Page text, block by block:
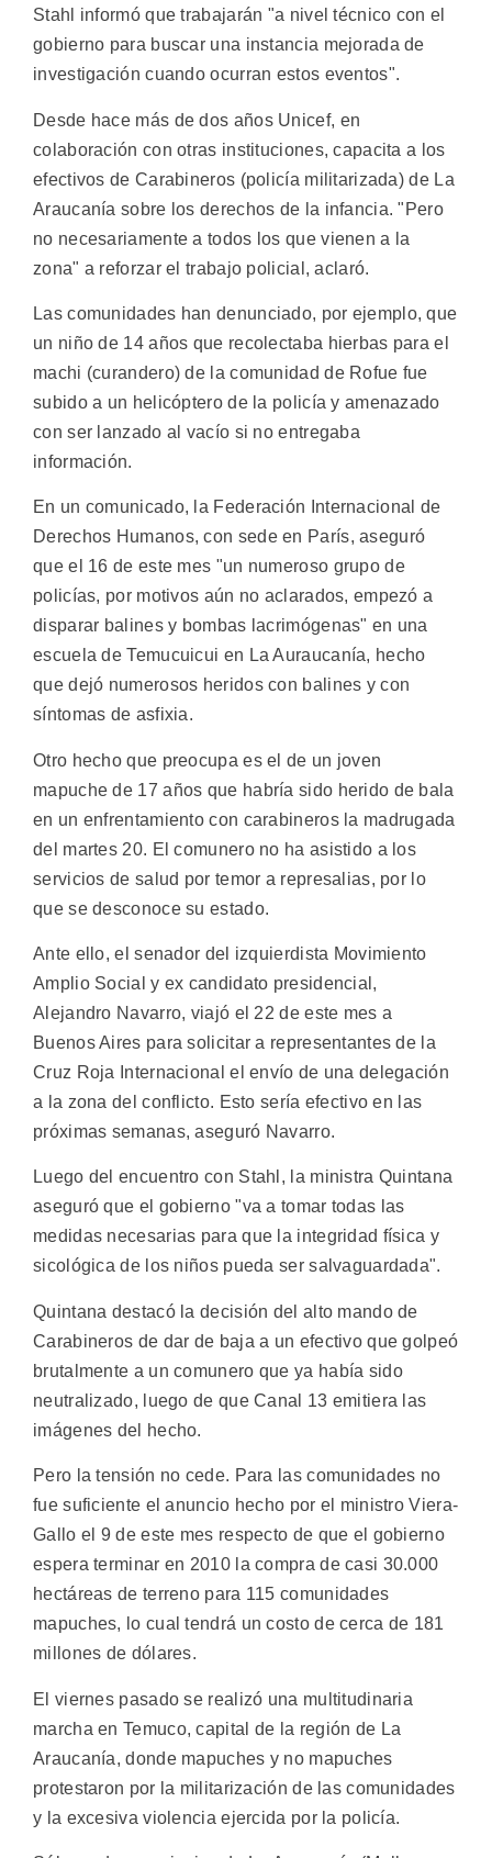
Stahl informó que trabajarán "a nivel técnico con el
gobierno para buscar una instancia mejorada de
investigación cuando ocurran estos eventos".
Desde hace más de dos años Unicef, en
colaboración con otras instituciones, capacita a los
efectivos de Carabineros (policía militarizada) de La
Araucanía sobre los derechos de la infancia. "Pero
no necesariamente a todos los que vienen a la
zona" a reforzar el trabajo policial, aclaró.
Las comunidades han denunciado, por ejemplo, que
un niño de 14 años que recolectaba hierbas para el
machi (curandero) de la comunidad de Rofue fue
subido a un helicóptero de la policía y amenazado
con ser lanzado al vacío si no entregaba
información.
En un comunicado, la Federación Internacional de
Derechos Humanos, con sede en París, aseguró
que el 16 de este mes "un numeroso grupo de
policías, por motivos aún no aclarados, empezó a
disparar balines y bombas lacrimógenas" en una
escuela de Temucuicui en La Auraucanía, hecho
que dejó numerosos heridos con balines y con
síntomas de asfixia.
Otro hecho que preocupa es el de un joven
mapuche de 17 años que habría sido herido de bala
en un enfrentamiento con carabineros la madrugada
del martes 20. El comunero no ha asistido a los
servicios de salud por temor a represalias, por lo
que se desconoce su estado.
Ante ello, el senador del izquierdista Movimiento
Amplio Social y ex candidato presidencial,
Alejandro Navarro, viajó el 22 de este mes a
Buenos Aires para solicitar a representantes de la
Cruz Roja Internacional el envío de una delegación
a la zona del conflicto. Esto sería efectivo en las
próximas semanas, aseguró Navarro.
Luego del encuentro con Stahl, la ministra Quintana
aseguró que el gobierno "va a tomar todas las
medidas necesarias para que la integridad física y
sicológica de los niños pueda ser salvaguardada".
Quintana destacó la decisión del alto mando de
Carabineros de dar de baja a un efectivo que golpeó
brutalmente a un comunero que ya había sido
neutralizado, luego de que Canal 13 emitiera las
imágenes del hecho.
Pero la tensión no cede. Para las comunidades no
fue suficiente el anuncio hecho por el ministro Viera-
Gallo el 9 de este mes respecto de que el gobierno
espera terminar en 2010 la compra de casi 30.000
hectáreas de terreno para 115 comunidades
mapuches, lo cual tendrá un costo de cerca de 181
millones de dólares.
El viernes pasado se realizó una multitudinaria
marcha en Temuco, capital de la región de La
Araucanía, donde mapuches y no mapuches
protestaron por la militarización de las comunidades
y la excesiva violencia ejercida por la policía.